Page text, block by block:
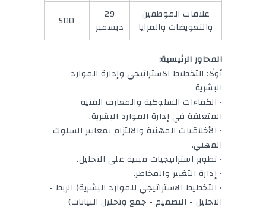
علاقات الموظفين
والتعويضات والمزايا
29
ديسمبر
500
المحاور الرئيسية:
أولًا: التخطيط الاستراتيجي وإدارة الموارد
البشرية
• الكفاءات السلوكية والمعارف الفنية
المتعلقة في إدارة الموارد البشرية.
• الأخلاقيات المهنية والالتزام بمعايير السلوك
المهني.
• تطوير استراتيجيات مبنية على التحليل.
• إدارة التغيير والمخاطر.
• التخطيط الاستراتيجي للموارد البشرية( الربط -
التحليل - التصميم - جمع وتحليل البيانات)